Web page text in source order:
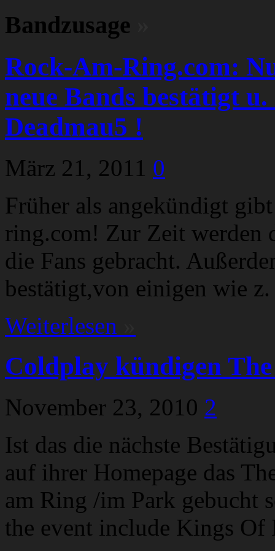
Bandzusage
Rock-Am-Ring.com:
neue Bands bestätigt
Deadmau5 !
März 21, 2011 0
Früher als angekündigt
ring.com! Zur Zeit werden
die Fans gebracht.
bestätigt,von einigen wie
Weiterlesen
Coldplay kündigen
November 23, 2010 2
Ist das die nächste
auf ihrer Homepage das
am Ring /im Park gebucht
the event include Kings Of